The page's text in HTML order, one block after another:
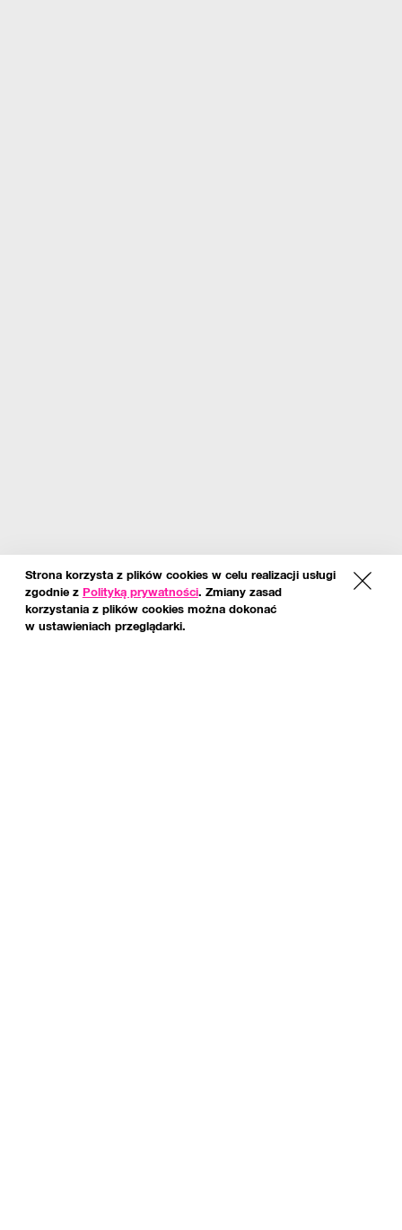
Strona korzysta z plików cookies w celu realizacji usługi
zgodnie z Polityką prywatności. Zmiany zasad
korzystania z plików cookies można dokonać
w ustawieniach przeglądarki.
x